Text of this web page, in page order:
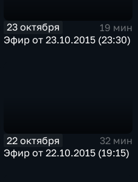
23 октября
19 мин
Эфир от 23.10.2015 (23:30)
22 октября
32 мин
Эфир от 22.10.2015 (19:15)